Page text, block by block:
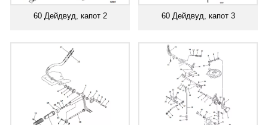
60 Дейдвуд, капот 2 60 Дейдвуд, капот 3